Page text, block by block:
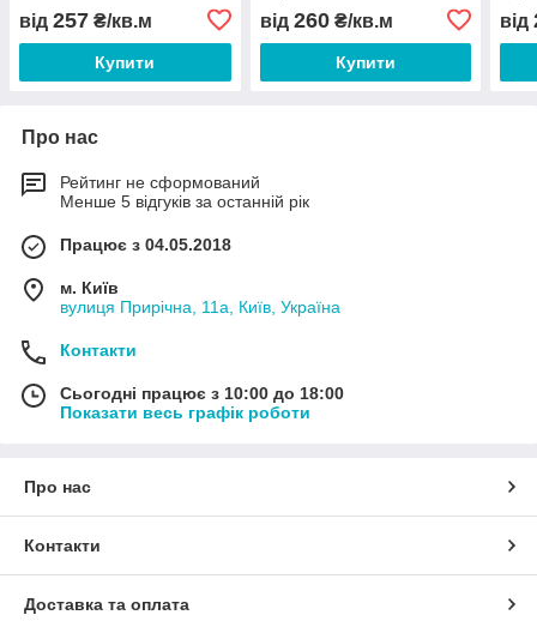
від 257 ₴/кв.м
Купити
від 260₴/кв.м
Купити
від
Про нас
Рейтинг не сформований
Менше 5 відгуків за останній рік
Працює з 04.05.2018
м. Київ
вулиця Прирічна, 11а, Київ, Україна
Контакти
Сьогодні працює з 10:00 до 18:00
Показати весь графік роботи
Про нас
Контакти
Доставка та оплата